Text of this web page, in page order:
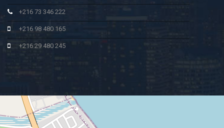
+216 73 346 222
+216 98 480 165
+216 29 480 245